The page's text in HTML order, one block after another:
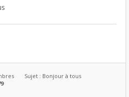
Sujet : Bonjour à tous